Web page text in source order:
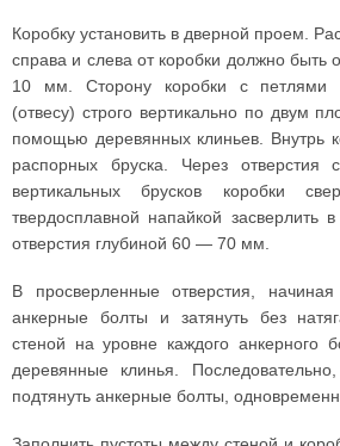
Коробку установить в дверной проем.
справа и слева от коробки должно
10 мм. Сторону коробки с петлями
(отвесу) строго вертикально по двум
помощью деревянных клиньев. Внутрь
распорных бруска. Через отверстия
вертикальных брусков
твердосплавной напайкой засверлить
отверстия глубиной 60 — 70 мм.
В просверленные отверстия,
анкерные болты и затянуть без
стеной на уровне каждого анкерного
деревянные клинья.
подтянуть анкерные болты,